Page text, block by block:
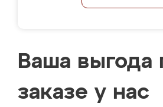
Ваша выгода
заказе у нас